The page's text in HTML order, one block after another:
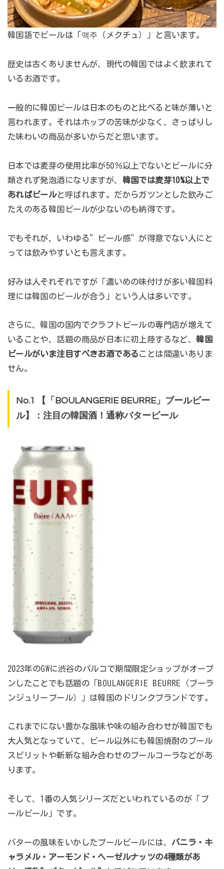
韓国語でビールは「맥주（メクチュ）」と言います。
歴史は古くありませんが、現代の韓国ではよく飲まれて
いるお酒です。
一般的に韓国ビールは日本のものと比べると味が薄いと
言われます。それはホップの苦味が少なく、さっぱりし
た味わいの商品が多いからだと思います。
日本では麦芽の使用比率が50％以上でないとビールに分
類されず発泡酒になりますが、 韓国では麦芽10%以上で
あればビールと呼ばれます。だからガツンとした飲みご
たえのある韓国ビールが少ないのも納得です。
でもそれが、いわゆる”ビール感”が得意でない人にと
っては飲みやすいとも言えます。
好みは人それぞれですが「濃いめの味付けが多い韓国料
理には韓国のビールが合う」という人は多いです。
さらに、韓国の国内でクラフトビールの専門店が増えて
いることや、話題の商品が日本に初上陸するなど、韓国
ビールがいま注目すべきお酒であることは間違いありま
せん。
No.1 【「BOULANGERIE BEURRE」ブールビー
ル】：注目の韓国酒！通称バタービール
2023年のGWに渋谷のパルコで期間限定ショップがオープ
ンしたことでも話題の「BOULANGERIE BEURRE（ブーラ
ンジュリーブール）」は韓国のドリンクブランドです。
これまでにない豊かな風味や味の組み合わせが韓国でも
大人気となっていて、ビール以外にも韓国焼酎のブール
スピリットや斬新な組み合わせのブールコーラなどがあ
ります。
そして、1番の人気シリーズだといわれているのが「ブ
ールビール」です。
バターの風味をいかしたブールビールには、 バニラ・キ
ャラメル・アーモンド・ヘーゼルナッツの4種類があ